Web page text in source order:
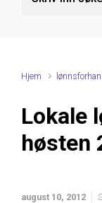
Hjem
Lokale
høsten
august 10, 2012